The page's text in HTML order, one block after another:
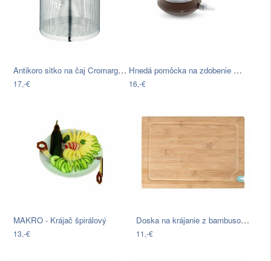
Antikoro sitko na čaj Cromargan® WMF,…
17,-€
Hnedá pomôcka na zdobenie so 4…
16,-€
MAKRO - Krájač špirálový
13,-€
Doska na krájanie z bambusového dreva s…
11,-€